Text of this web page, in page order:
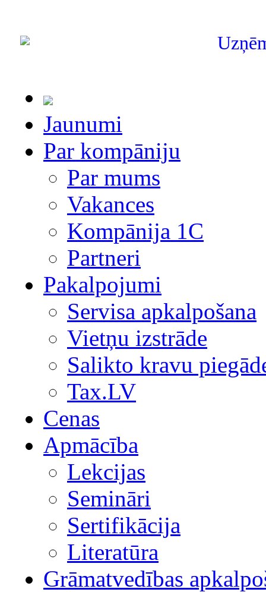
Jaunumi
Par kompāniju
Par mums
Vakances
Kompānija 1С
Partneri
Pakalpojumi
Servisa apkalpošana
Vietņu izstrāde
Salikto kravu
Tax.LV
Cenas
Apmācība
Lekcijas
Semināri
Sertifikācija
Literatūra
Grāmatvedības